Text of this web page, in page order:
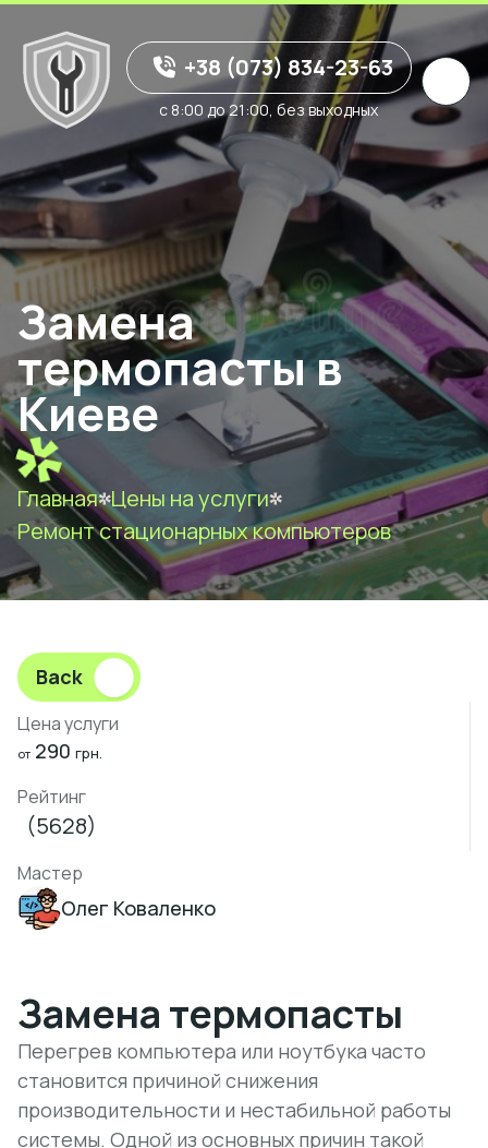
+38 (073) 834-23-63
с 8:00 до 21:00, без выходных
Замена
термопасты в
Киеве
Главная Цены на услуги
Ремонт стационарных компьютеров
Back
Цена услуги
от 290 грн.
Рейтинг
(5628)
Мастер
Олег Коваленко
Замена термопасты
Перегрев компьютера или ноутбука часто
становится причиной снижения
производительности и нестабильной работы
системы. Одной из основных причин такой